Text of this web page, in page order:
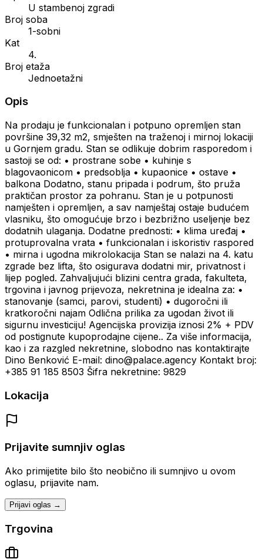
U stambenoj zgradi
Broj soba
1-sobni
Kat
4.
Broj etaža
Jednoetažni
Opis
Na prodaju je funkcionalan i potpuno opremljen stan
površine 39,32 m2, smješten na traženoj i mirnoj lokaciji
u Gornjem gradu. Stan se odlikuje dobrim rasporedom i
sastoji se od: • prostrane sobe • kuhinje s
blagovaonicom • predsoblja • kupaonice • ostave •
balkona Dodatno, stanu pripada i podrum, što pruža
praktičan prostor za pohranu. Stan je u potpunosti
namješten i opremljen, a sav namještaj ostaje budućem
vlasniku, što omogućuje brzo i bezbrižno useljenje bez
dodatnih ulaganja. Dodatne prednosti: • klima uređaj •
protuprovalna vrata • funkcionalan i iskoristiv raspored
• mirna i ugodna mikrolokacija Stan se nalazi na 4. katu
zgrade bez lifta, što osigurava dodatni mir, privatnost i
lijep pogled. Zahvaljujući blizini centra grada, fakulteta,
trgovina i javnog prijevoza, nekretnina je idealna za: •
stanovanje (samci, parovi, studenti) • dugoročni ili
kratkoročni najam Odlična prilika za ugodan život ili
sigurnu investiciju! Agencijska provizija iznosi 2% + PDV
od postignute kupoprodajne cijene.. Za više informacija,
kao i za razgled nekretnine, slobodno nas kontaktirajte
Dino Benković E-mail: dino@palace.agency Kontakt broj:
+385 91 185 8503 Šifra nekretnine: 9829
Lokacija
Prijavite sumnjiv oglas
Ako primijetite bilo što neobično ili sumnjivo u ovom
oglasu, prijavite nam.
Prijavi oglas →
Trgovina